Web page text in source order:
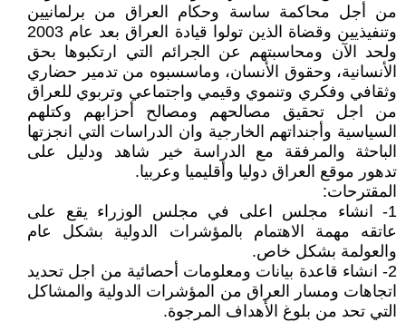
من أجل محاكمة ساسة وحكام العراق من برلمانيين
وتنفيذيين وقضاة الذين تولوا قيادة العراق بعد عام 2003
ولحد الآن ومحاسبتهم عن الجرائم التي ارتكبوها بحق
الأنسانية، وحقوق الأنسان، وماسسبوه من تدمير حضاري
وثقافي وفكري وتنموي وقيمي واجتماعي وتربوي للعراق
من اجل تحقيق مصالحهم ومصالح أحزابهم وكتلهم
السياسية وأجنداتهم الخارجية وان الدراسات التي انجزتها
الباحثة والمرفقة مع الدراسة خير شاهد ودليل على
تدهور موقع العراق دوليا وأقليميا وعربيا.
المقترحات:
1- انشاء مجلس اعلى في مجلس الوزراء يقع على
عاتقه مهمة الاهتمام بالمؤشرات الدولية بشكل عام
والعولمة بشكل خاص.
2- انشاء قاعدة بيانات ومعلومات أحصائية من اجل تحديد
اتجاهات ومسار العراق من المؤشرات الدولية والمشاكل
التي تحد من بلوغ الأهداف المرجوة.